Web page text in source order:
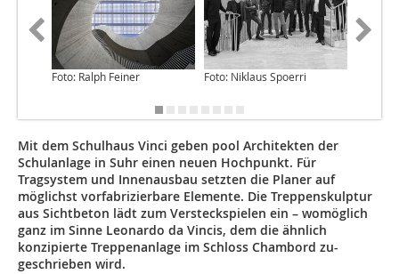
Foto: Ralph Feiner Foto: Niklaus Spoerri
Mit dem Schulhaus Vinci geben pool Architekten der
Schulanlage in Suhr einen neuen Hochpunkt. Für
Tragsystem und Innenausbau setzten die Planer auf
möglichst vorfabrizierbare Elemente. Die Treppenskulptur
aus Sichtbeton lädt zum Versteckspielen ein – womöglich
ganz im Sinne Leonardo da Vincis, dem die ähnlich
konzipierte Treppenanlage im Schloss Chambord zu-
geschrieben wird.